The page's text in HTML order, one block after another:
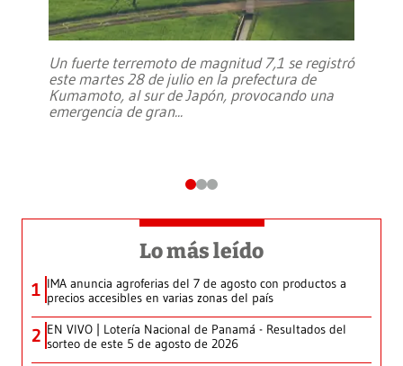
Un fuerte terremoto de magnitud 7,1 se registró
este martes 28 de julio en la prefectura de
Kumamoto, al sur de Japón, provocando una
emergencia de gran...
Lo más leído
1 IMA anuncia agroferias del 7 de agosto con productos a
precios accesibles en varias zonas del país
2 EN VIVO | Lotería Nacional de Panamá - Resultados del
sorteo de este 5 de agosto de 2026